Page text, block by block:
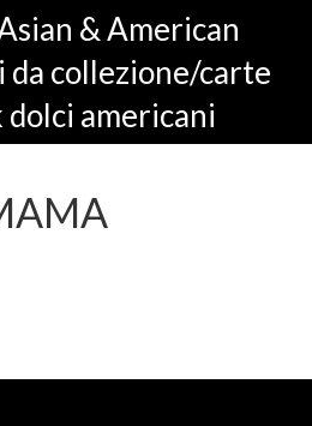
& American
collezione/carte
dolci americani